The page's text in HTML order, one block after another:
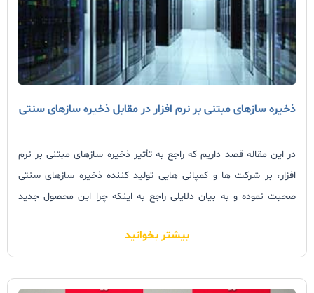
ذخیره سازهای مبتنی بر نرم افزار در مقابل ذخیره سازهای سنتی
در این مقاله قصد داریم که راجع به تأثیر ذخیره سازهای مبتنی بر نرم
افزار، بر شرکت ها و کمپانی هایی تولید کننده ذخیره سازهای سنتی
صحبت نموده و به بیان دلایلی راجع به اینکه چرا این محصول جدید
بیشتر بخوانید